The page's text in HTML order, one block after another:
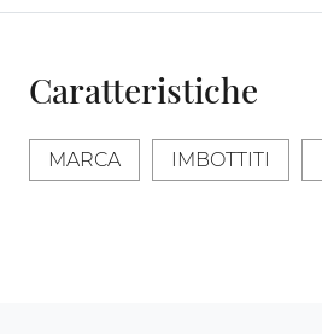
Caratteristiche
MARCA IMBOTTITI